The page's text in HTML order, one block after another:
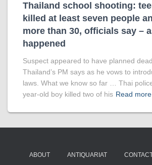
Thailand school shooting:
killed at least seven people
more than 30, officials say –
happened
Suspect appeared to have planned
Thailand’s PM says as he vows to
laws. What we know so far … Thai
year-old boy killed two of his Read more
ABOUT ANTIQUARIAT